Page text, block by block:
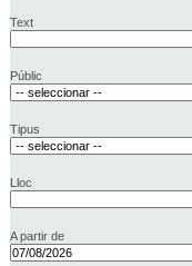
Text
Públic
Tipus
Lloc
A partir de